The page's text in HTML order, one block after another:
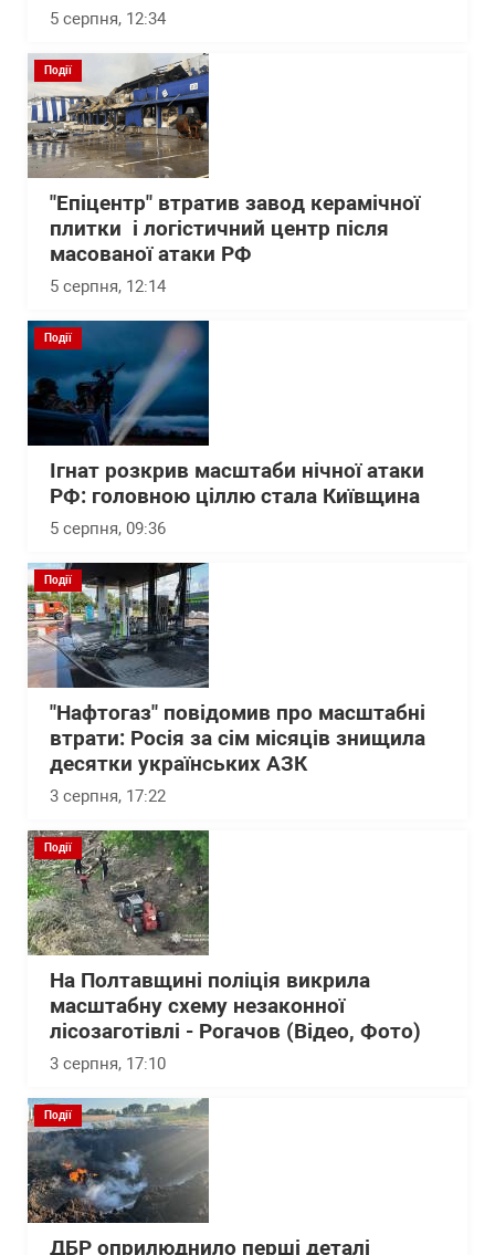
5 серпня, 12:34
Події
"Епіцентр" втратив завод керамічної
плитки і логістичний центр після
масованої атаки РФ
5 серпня, 12:14
Події
Ігнат розкрив масштаби нічної атаки
РФ: головною ціллю стала Київщина
5 серпня, 09:36
Події
"Нафтогаз" повідомив про масштабні
втрати: Росія за сім місяців знищила
десятки українських АЗК
3 серпня, 17:22
Події
На Полтавщині поліція викрила
масштабну схему незаконної
лісозаготівлі - Рогачов (Відео, Фото)
3 серпня, 17:10
Події
ДБР оприлюднило перші деталі